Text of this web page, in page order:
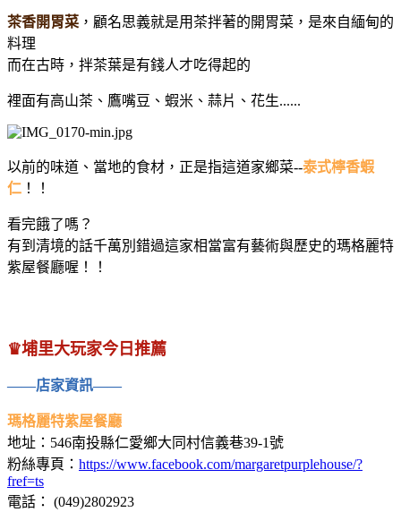
茶香開胃菜 ，顧名思義就是用茶拌著的開胃菜，是來自緬甸的
料理
而在古時，拌茶葉是有錢人才吃得起的
裡面有高山茶、鷹嘴豆、蝦米、蒜片、花生......
以前的味道、當地的食材，正是指這道家鄉菜--泰式檸香蝦
仁 ！！
看完餓了嗎？
有到清境的話千萬別錯過這家相當富有藝術與歷史的瑪格麗特
紫屋餐廳喔！！
♛埔里大玩家今日推薦
——店家資訊——
瑪格麗特紫屋餐廳
地址：546南投縣仁愛鄉大同村信義巷39-1號
粉絲專頁： https://www.facebook.com/margaretpurplehouse/?
fref=ts
電話： (049)2802923